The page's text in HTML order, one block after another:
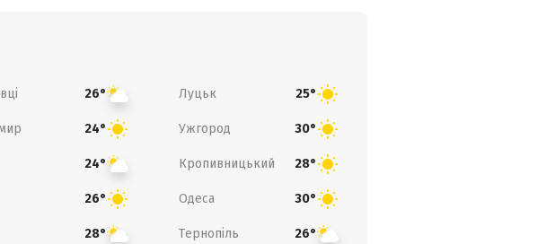
26° Луцьк 25°
24° Ужгород 30°
24° Кропивницький 28°
26° Одеса 30°
28° Тернопіль 26°